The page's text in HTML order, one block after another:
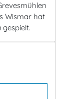
Wismar hat